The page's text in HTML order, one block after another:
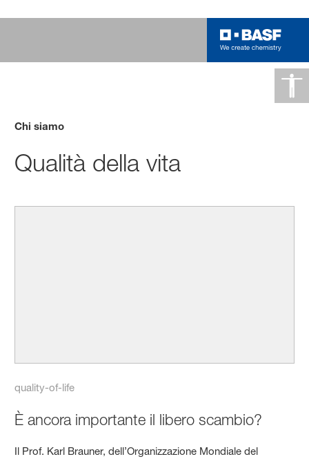
Chi siamo
Qualità della vita
quality-of-life
È ancora importante il libero scambio?
Il Prof. Karl Brauner, dell’Organizzazione Mondiale del